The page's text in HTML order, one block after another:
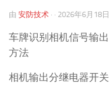
由 安防技术 · · 2026年6月18日
车牌识别相机信号输
方法
相机输出分继电器开